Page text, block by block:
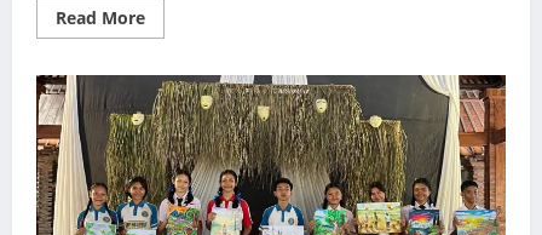
Read MoreRead
more
Pelantikan
Pramuka
Penggalang
Tahun
2024